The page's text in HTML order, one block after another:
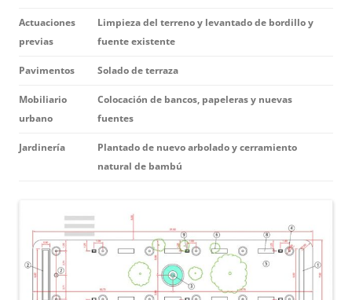
Actuaciones
previas
Limpieza del terreno y levantado de bordillo y
fuente existente
Pavimentos Solado de terraza
Mobiliario
urbano
Colocación de bancos, papeleras y nuevas
fuentes
Jardinería
Plantado de nuevo arbolado y cerramiento
natural de bambú